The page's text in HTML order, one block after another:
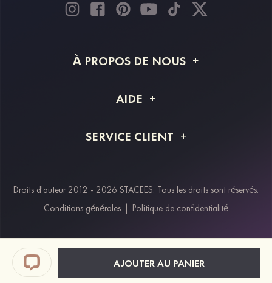
AJOUTER AU PANIER
À PROPOS DE NOUS
Livraison
AIDE
Retour et remboursement
SERVICE CLIENT
Modes de paiement
Klarna
Paypal
Réductions étudiants & travailleurs essentiels
Droits d'auteur 2012 - 2026 STACEES. Tous les droits sont réservés.
Conditions générales | Politique de confidentialité